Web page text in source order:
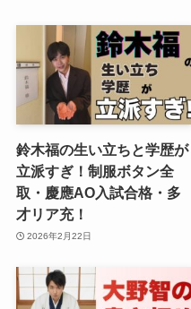
鈴木福の生い立ちと学歴が
立派すぎ！制服ボタン全
取・慶應AO入試合格・多
才リア充！
2026年2月22日